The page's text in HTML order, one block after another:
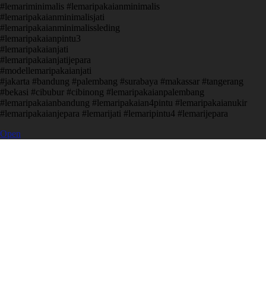
#lemariminimalis #lemaripakaianminimalis
#lemaripakaianminimalisjati
#lemaripakaianminimalissleding
#lemaripakaianpintu3
#lemaripakaianjati
#lemaripakaianjatijepara
#modellemaripakaianjati
#jakarta #bandung #palembang #surabaya #makassar #tangerang
#bekasi #cibubur #cibinong #lemaripakaianpalembang
#lemaripakaianbandung #lemaripakaian4pintu #lemaripakaianukir
#lemaripakaianjepara #lemarijati #lemaripintu4 #lemarijepara
Open